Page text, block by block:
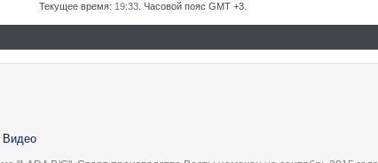
Текущее время: 19:33 . Часовой пояс GMT +3.
Видео